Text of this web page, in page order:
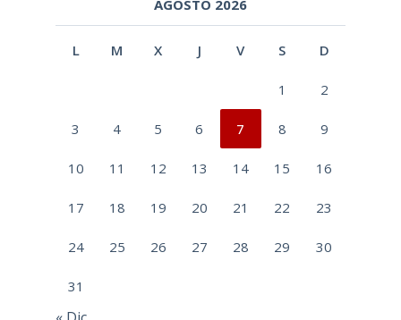
AGOSTO 2026
L M X J V S D
1 2
3 4 5 6 7 8 9
10 11 12 13 14 15 16
17 18 19 20 21 22 23
24 25 26 27 28 29 30
31